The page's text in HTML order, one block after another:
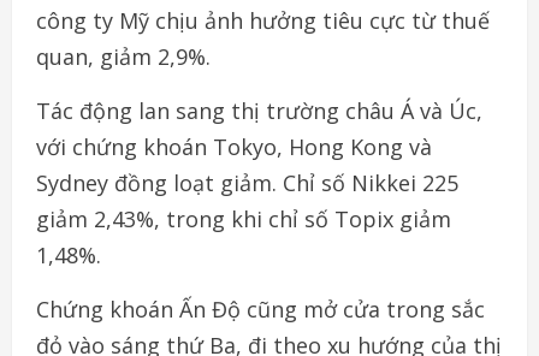
công ty Mỹ chịu ảnh hưởng tiêu cực từ thuế
quan, giảm 2,9%.
Tác động lan sang thị trường châu Á và Úc,
với chứng khoán Tokyo, Hong Kong và
Sydney đồng loạt giảm. Chỉ số Nikkei 225
giảm 2,43%, trong khi chỉ số Topix giảm
1,48%.
Chứng khoán Ấn Độ cũng mở cửa trong sắc
đỏ vào sáng thứ Ba, đi theo xu hướng của thị